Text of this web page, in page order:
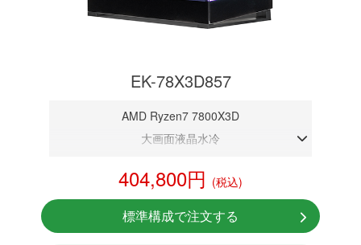
EK-78X3D857
AMD Ryzen7 7800X3D
大画面液晶水冷
RTX 5070 12GB
NVMeSSD 1TB
無線LAN Bluetooth対応
404,800円 (税込)
標準構成で注文する